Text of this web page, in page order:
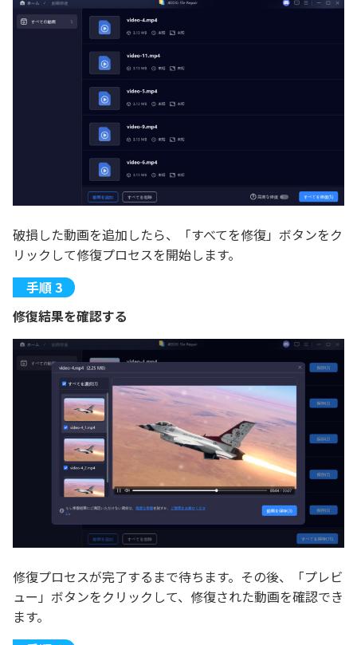
破損した動画を追加したら、「すべてを修復」ボタンをク
リックして修復プロセスを開始します。
修復結果を確認する
修復プロセスが完了するまで待ちます。その後、「プレビ
ュー」ボタンをクリックして、修復された動画を確認でき
ます。